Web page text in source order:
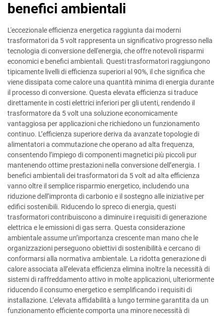
benefici ambientali
L'eccezionale efficienza energetica raggiunta dai moderni
trasformatori da 5 volt rappresenta un significativo progresso nella
tecnologia di conversione dell'energia, che offre notevoli risparmi
economici e benefici ambientali. Questi trasformatori raggiungono
tipicamente livelli di efficienza superiori al 90%, il che significa che
viene dissipata come calore una quantità minima di energia durante
il processo di conversione. Questa elevata efficienza si traduce
direttamente in costi elettrici inferiori per gli utenti, rendendo il
trasformatore da 5 volt una soluzione economicamente
vantaggiosa per applicazioni che richiedono un funzionamento
continuo. L’efficienza superiore deriva da avanzate topologie di
alimentatori a commutazione che operano ad alta frequenza,
consentendo l’impiego di componenti magnetici più piccoli pur
mantenendo ottime prestazioni nella conversione dell’energia. I
benefici ambientali dei trasformatori da 5 volt ad alta efficienza
vanno oltre il semplice risparmio energetico, includendo una
riduzione dell’impronta di carbonio e il sostegno alle iniziative per
edifici sostenibili. Riducendo lo spreco di energia, questi
trasformatori contribuiscono a diminuire i requisiti di generazione
elettrica e le emissioni di gas serra. Questa considerazione
ambientale assume un’importanza crescente man mano che le
organizzazioni perseguono obiettivi di sostenibilità e cercano di
conformarsi alla normativa ambientale. La ridotta generazione di
calore associata all’elevata efficienza elimina inoltre la necessità di
sistemi di raffreddamento attivo in molte applicazioni, ulteriormente
riducendo il consumo energetico e semplificando i requisiti di
installazione. L’elevata affidabilità a lungo termine garantita da un
funzionamento efficiente comporta una minore necessità di